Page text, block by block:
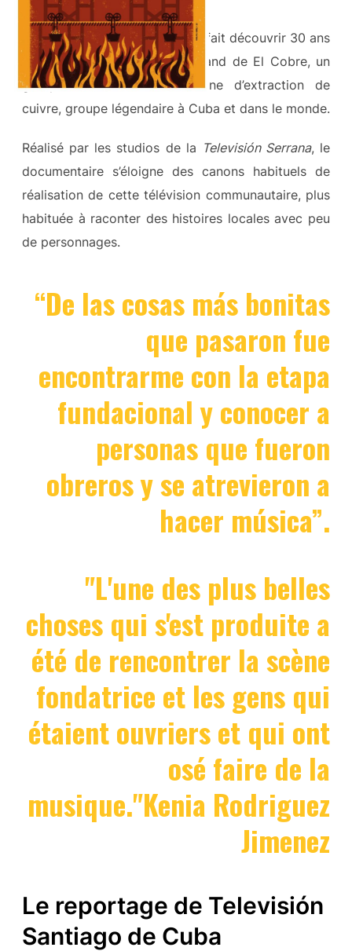
Manana con Pentagrama nous fait découvrir 30 ans
d’histoire musicale du Steel Band de El Cobre, un
groupe fondé dans une usine d’extraction de
cuivre, groupe légendaire à Cuba et dans le monde.
Réalisé par les studios de la Televisión Serrana, le
documentaire s’éloigne des canons habituels de
réalisation de cette télévision communautaire, plus
habituée à raconter des histoires locales avec peu
de personnages.
“De las cosas más bonitas
que pasaron fue
encontrarme con la etapa
fundacional y conocer a
personas que fueron
obreros y se atrevieron a
hacer música”.
"L'une des plus belles
choses qui s'est produite a
été de rencontrer la scène
fondatrice et les gens qui
étaient ouvriers et qui ont
osé faire de la
musique."Kenia Rodriguez
Jimenez
Le reportage de Televisión
Santiago de Cuba